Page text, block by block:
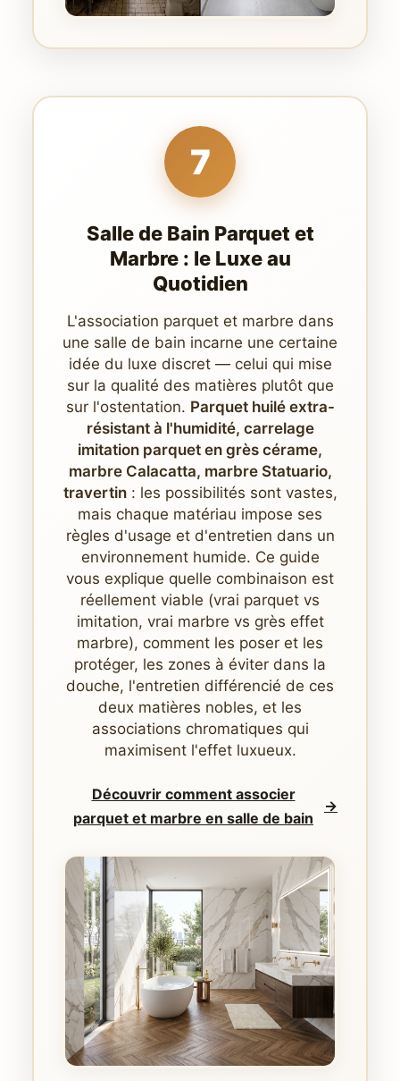
7
Salle de Bain Parquet et
Marbre : le Luxe au
Quotidien
L'association parquet et marbre dans
une salle de bain incarne une certaine
idée du luxe discret — celui qui mise
sur la qualité des matières plutôt que
sur l'ostentation. Parquet huilé extra-
résistant à l'humidité, carrelage
imitation parquet en grès cérame,
marbre Calacatta, marbre Statuario,
travertin: les possibilités sont vastes,
mais chaque matériau impose ses
règles d'usage et d'entretien dans un
environnement humide. Ce guide
vous explique quelle combinaison est
réellement viable (vrai parquet vs
imitation, vrai marbre vs grès effet
marbre), comment les poser et les
protéger, les zones à éviter dans la
douche, l'entretien différencié de ces
deux matières nobles, et les
associations chromatiques qui
maximisent l'effet luxueux.
Découvrir comment associer
parquet et marbre en salle de bain
→